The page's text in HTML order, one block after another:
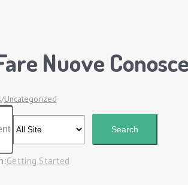
Nuove
/Uncategorized
Getting Started